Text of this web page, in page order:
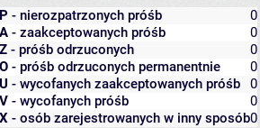
P - nierozpatrzonych próśb
0
A - zaakceptowanych próśb
0
Z - próśb odrzuconych
0
O - próśb odrzuconych permanentnie
0
U - wycofanych zaakceptowanych próśb
0
V - wycofanych próśb
0
X - osób zarejestrowanych w inny sposób0